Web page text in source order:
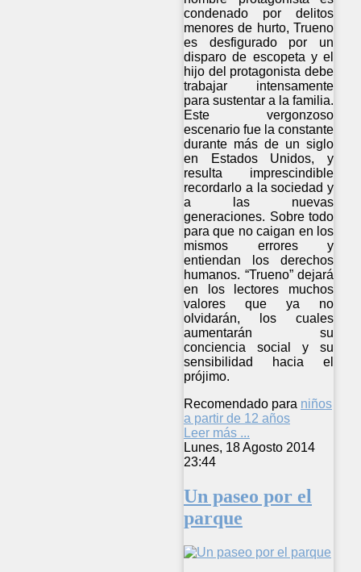
condenado por delitos
menores de hurto, Trueno
es desfigurado por un
disparo de escopeta y el
hijo del protagonista debe
trabajar intensamente
para sustentar a la familia.
Este vergonzoso
escenario fue la constante
durante más de un siglo
en Estados Unidos, y
resulta imprescindible
recordarlo a la sociedad y
a las nuevas
generaciones. Sobre todo
para que no caigan en los
mismos errores y
entiendan los derechos
humanos. “Trueno” dejará
en los lectores muchos
valores que ya no
olvidarán, los cuales
aumentarán su
conciencia social y su
sensibilidad hacia el
prójimo.
Recomendado para niños
a partir de 12 años
Leer más ...
Lunes, 18 Agosto 2014
23:44
Un paseo por el
parque